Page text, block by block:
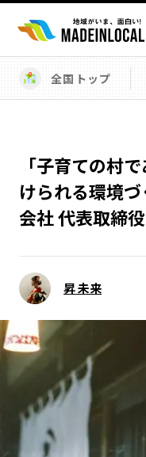
エリアから探
岩手エリア
秋田エリア
福島エリア
栃木エリア
埼玉エリア
東京23区エリア
神奈川エリア
富山エリア
福井エリア
長野エリア
静岡エリア
三重エリア
京都エリア
全国トップ
「子育ての村
けられる環境
会社 代表取締
昇 未来